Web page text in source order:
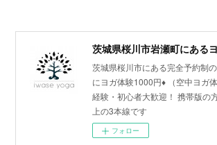
茨城県桜川市にある完全予約制
にヨガ体験1000円♦︎ （空中ヨガ
経験・初心者大歓迎！ 携帯版の
上の3本線です
フォロー